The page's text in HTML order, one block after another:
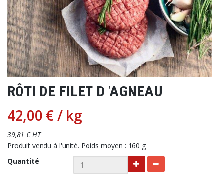
RÔTI DE FILET D 'AGNEAU
42,00 €/ kg
39,81 € HT
Produit vendu à l'unité. Poids moyen : 160 g
Quantité